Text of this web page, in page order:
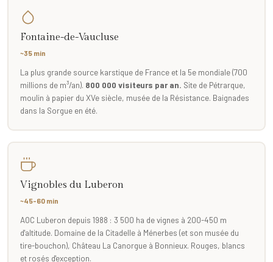
Fontaine-de-Vaucluse
~35 min
La plus grande source karstique de France et la 5e mondiale (700
millions de m³/an). 800 000 visiteurs par an. Site de Pétrarque,
moulin à papier du XVe siècle, musée de la Résistance. Baignades
dans la Sorgue en été.
Vignobles du Luberon
~45-60 min
AOC Luberon depuis 1988 : 3 500 ha de vignes à 200-450 m
d'altitude. Domaine de la Citadelle à Ménerbes (et son musée du
tire-bouchon), Château La Canorgue à Bonnieux. Rouges, blancs
et rosés d'exception.